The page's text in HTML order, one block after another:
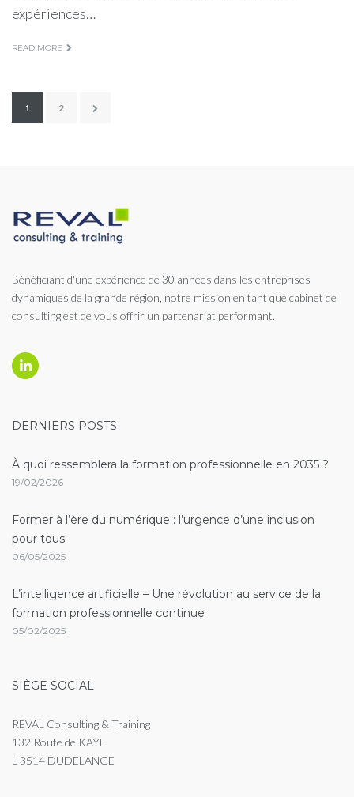
expériences…
READ MORE
Pagination
1 2
Bénéficiant d'une expérience de 30 années dans les entreprises
dynamiques de la grande région, notre mission en tant que cabinet de
consulting est de vous offrir un partenariat performant.
DERNIERS POSTS
À quoi ressemblera la formation professionnelle en 2035 ?
19/02/2026
Former à l’ère du numérique : l’urgence d’une inclusion
pour tous
06/05/2025
L’intelligence artificielle – Une révolution au service de la
formation professionnelle continue
05/02/2025
SIÈGE SOCIAL
REVAL Consulting & Training
132 Route de KAYL
L-3514 DUDELANGE